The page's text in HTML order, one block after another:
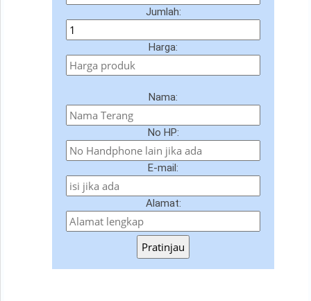
Jumlah:
Harga:
Nama:
No HP:
E-mail:
Alamat:
Pratinjau